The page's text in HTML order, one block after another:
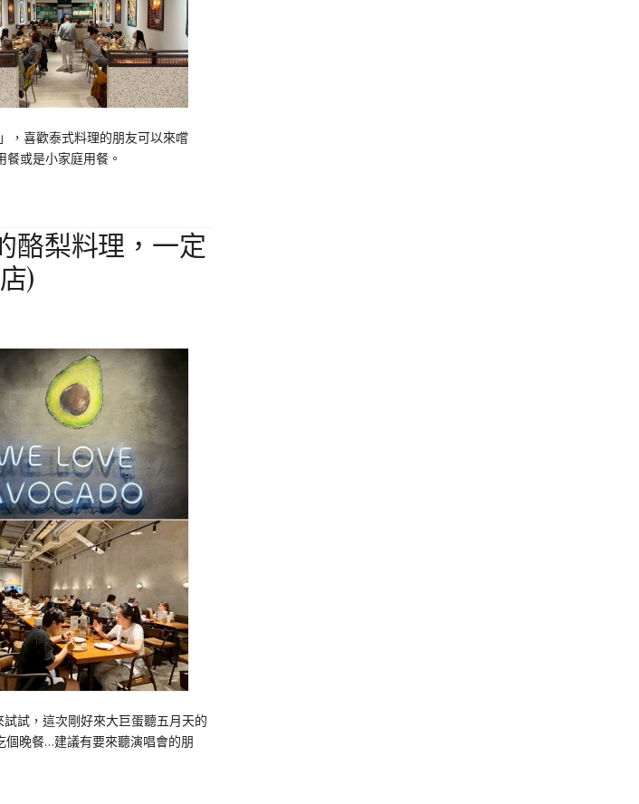
，喜歡泰式料理的朋友可以來嚐
或是小家庭用餐。
酪梨料理，一定
)
試，這次剛好來大巨蛋聽五月天的
個晚餐…建議有要來聽演唱會的朋